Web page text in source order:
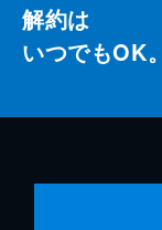
解約は
いつでもOK。